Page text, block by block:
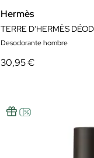
Hermès
TERRE D'HERMÈS
Desodorante hombre
30,95 €